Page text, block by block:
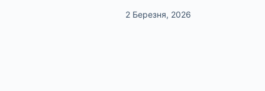
2 Березня, 2026